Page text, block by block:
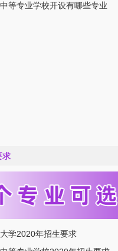
等专业学校开设有哪些专业
求
学2020年招生要求